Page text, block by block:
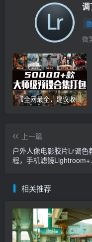
调
微
【全网最全，建议收藏】5万多款Lr顶级调色预设合集，精心整理，分类清晰，摄影师调色师必备素材，够用一辈子！
上一篇
户外人像电影胶片Lr调色
程，手机滤镜
相关推荐